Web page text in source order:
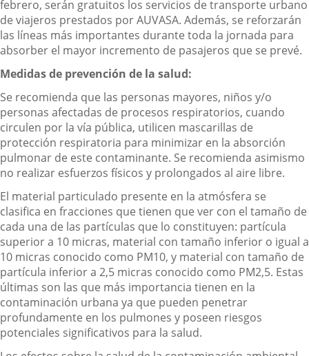
febrero, serán gratuitos los servicios de transporte urbano
de viajeros prestados por AUVASA. Además, se reforzarán
las líneas más importantes durante toda la jornada para
absorber el mayor incremento de pasajeros que se prevé.
Medidas de prevención de la salud:
Se recomienda que las personas mayores, niños y/o
personas afectadas de procesos respiratorios, cuando
circulen por la vía pública, utilicen mascarillas de
protección respiratoria para minimizar en la absorción
pulmonar de este contaminante. Se recomienda asimismo
no realizar esfuerzos físicos y prolongados al aire libre.
El material particulado presente en la atmósfera se
clasifica en fracciones que tienen que ver con el tamaño de
cada una de las partículas que lo constituyen: partícula
superior a 10 micras, material con tamaño inferior o igual a
10 micras conocido como PM10, y material con tamaño de
partícula inferior a 2,5 micras conocido como PM2,5. Estas
últimas son las que más importancia tienen en la
contaminación urbana ya que pueden penetrar
profundamente en los pulmones y poseen riesgos
potenciales significativos para la salud.